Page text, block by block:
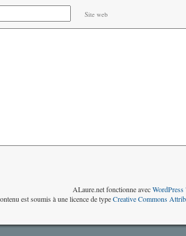
Site web
ALaure.net fonctionne avecWordPress
est soumis à une licence de typeCreative Commons